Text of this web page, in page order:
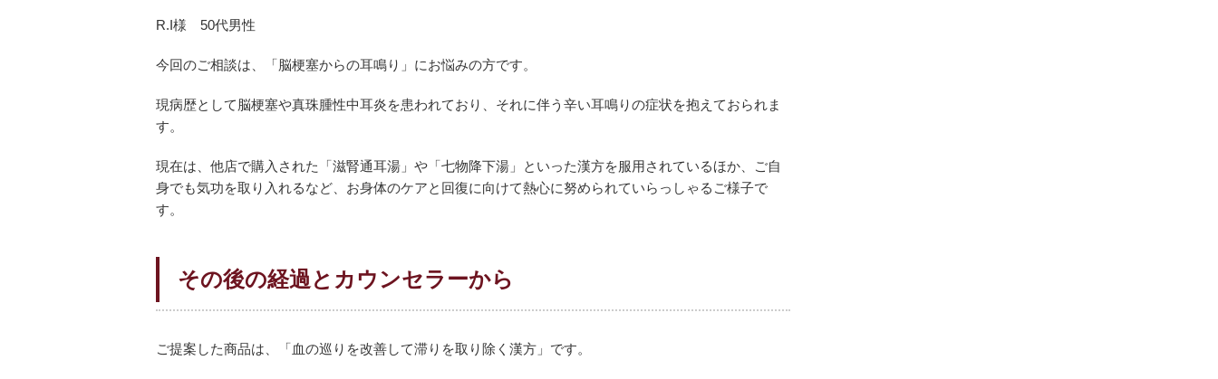
R.I様 50代男性
今回のご相談は、「脳梗塞からの耳鳴り」にお悩みの方です。
現病歴として脳梗塞や真珠腫性中耳炎を患われており、それに伴う辛い耳鳴りの症状を抱えておられま
す。
現在は、他店で購入された「滋腎通耳湯」や「七物降下湯」といった漢方を服用されているほか、ご自
身でも気功を取り入れるなど、お身体のケアと回復に向けて熱心に努められていらっしゃるご様子で
す。
その後の経過とカウンセラーから
ご提案した商品は、「血の巡りを改善して滞りを取り除く漢方」です。